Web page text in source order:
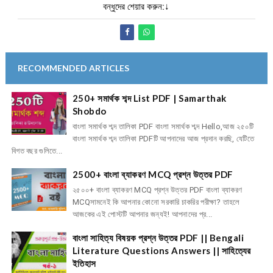
বন্ধুদের শেয়ার করুন:↓
RECOMMENDED ARTICLES
250+ সমার্থক শব্দ List PDF | Samarthak
Shobdo
বাংলা সমার্থক শব্দ তালিকা PDF বাংলা সমার্থক শব্দ Hello,আজ ২৫০টি
বাংলা সমার্থক শব্দ তালিকা PDFটি আপনাদের আজ প্রদান করছি, যেটিতে
বিগত বছর গুলিতে...
2500+ বাংলা ব্যাকরণ MCQ প্রশ্ন উত্তর PDF
২৫০০+ বাংলা ব্যাকরণ MCQ প্রশ্ন উত্তর PDF বাংলা ব্যাকরণ
MCQসামনেই কি আপনার কোনো সরকারি চাকরির পরীক্ষা? তাহলে
আজকের এই পোস্টটি আপনার জন্যই! আপনাদের প্র...
বাংলা সাহিত্য বিষয়ক প্রশ্ন উত্তর PDF || Bengali
Literature Questions Answers || সাহিত্যের
ইতিহাস